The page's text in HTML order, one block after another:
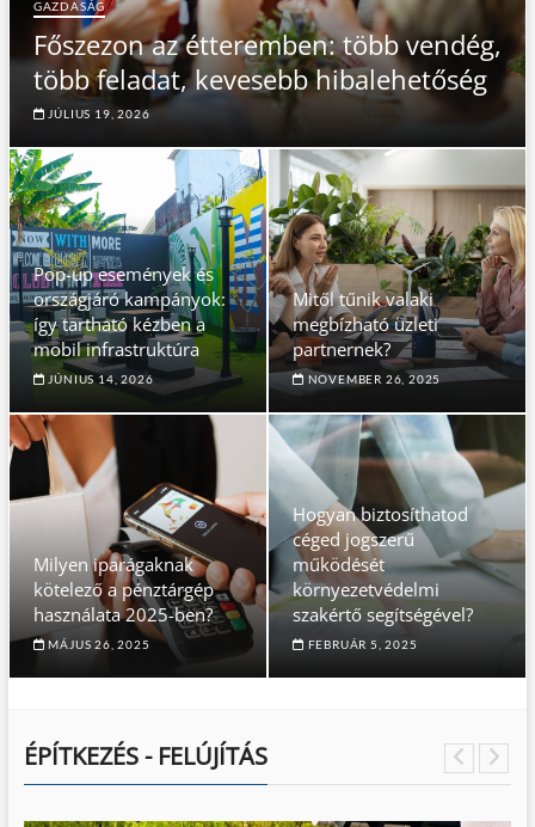
GAZDASÁG
Főszezon az étteremben: több vendég,
több feladat, kevesebb hibalehetőség
JÚLIUS 19, 2026
Pop-up események és
országjáró kampányok:
így tartható kézben a
mobil infrastruktúra
JÚNIUS 14, 2026
Mitől tűnik valaki
megbízható üzleti
partnernek?
NOVEMBER 26, 2025
Milyen iparágaknak
kötelező a pénztárgép
használata 2025-ben?
MÁJUS 26, 2025
Hogyan biztosíthatod
céged jogszerű
működését
környezetvédelmi
szakértő segítségével?
FEBRUÁR 5, 2025
ÉPÍTKEZÉS - FELÚJÍTÁS